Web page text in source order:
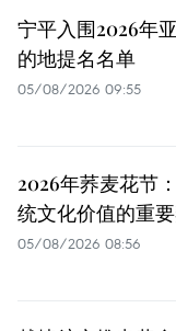
宁平入围2026年
的地提名名单
05/08/2026 09:55
2026年荞麦花节
统文化价值的重
05/08/2026 08:56